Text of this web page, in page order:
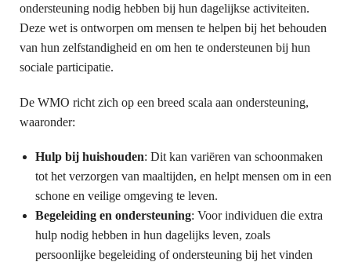
ondersteuning nodig hebben bij hun dagelijkse activiteiten.
Deze wet is ontworpen om mensen te helpen bij het behouden
van hun zelfstandigheid en om hen te ondersteunen bij hun
sociale participatie.
De WMO richt zich op een breed scala aan ondersteuning,
waaronder:
Hulp bij huishouden: Dit kan variëren van schoonmaken
tot het verzorgen van maaltijden, en helpt mensen om in een
schone en veilige omgeving te leven.
Begeleiding en ondersteuning: Voor individuen die extra
hulp nodig hebben in hun dagelijks leven, zoals
persoonlijke begeleiding of ondersteuning bij het vinden